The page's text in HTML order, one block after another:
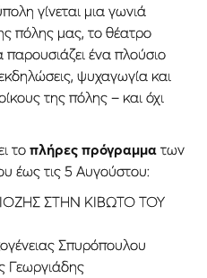
γίνεται μια γωνιά
πόλης μας, το θέατρο
ένα πλούσιο
ψυχαγωγία και
της πόλης – και όχι
το πλήρες πρόγραμμα των
έως τις 5 Αυγούστου:
ΣΤΗΝ ΚΙΒΩΤΟ ΤΟΥ
Σπυρόπουλου
Γεωργιάδης